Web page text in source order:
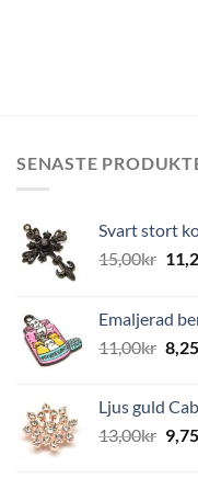
SENASTE
Svart stort
15,00kr
Emaljerad
11,00kr 8,25
Ljus guld
13,00kr 9,75